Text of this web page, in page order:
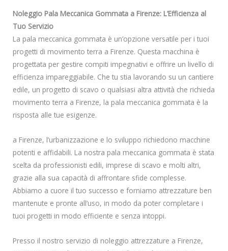
Noleggio Pala Meccanica Gommata a Firenze: L’Efficienza al
Tuo Servizio
La pala meccanica gommata è un’opzione versatile per i tuoi
progetti di movimento terra a Firenze. Questa macchina è
progettata per gestire compiti impegnativi e offrire un livello di
efficienza impareggiabile. Che tu stia lavorando su un cantiere
edile, un progetto di scavo o qualsiasi altra attività che richieda
movimento terra a Firenze, la pala meccanica gommata è la
risposta alle tue esigenze.
a Firenze, l’urbanizzazione e lo sviluppo richiedono macchine
potenti e affidabili. La nostra pala meccanica gommata è stata
scelta da professionisti edili, imprese di scavo e molti altri,
grazie alla sua capacità di affrontare sfide complesse.
Abbiamo a cuore il tuo successo e forniamo attrezzature ben
mantenute e pronte all’uso, in modo da poter completare i
tuoi progetti in modo efficiente e senza intoppi.
Presso il nostro servizio di noleggio attrezzature a Firenze,